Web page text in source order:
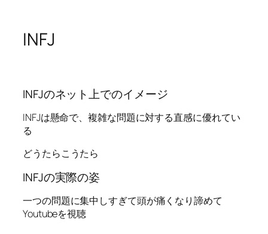
INFJ
INFJのネット上でのイメージ
INFJは懸命で、複雑な問題に対する直感に優れてい
る
どうたらこうたら
INFJの実際の姿
一つの問題に集中しすぎて頭が痛くなり諦めて
Youtubeを視聴